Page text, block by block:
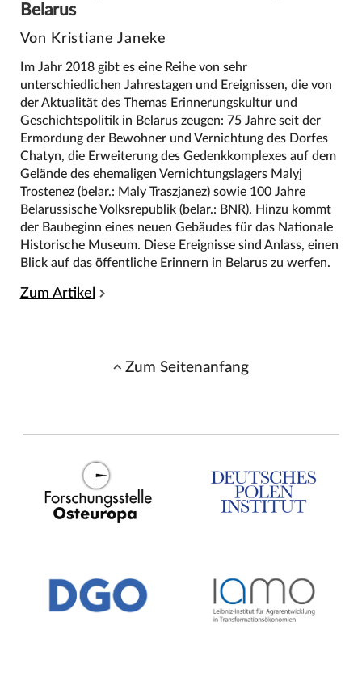
Belarus
Von Kristiane Janeke
Im Jahr 2018 gibt es eine Reihe von sehr
unterschiedlichen Jahrestagen und Ereignissen, die von
der Aktualität des Themas Erinnerungskultur und
Geschichtspolitik in Belarus zeugen: 75 Jahre seit der
Ermordung der Bewohner und Vernichtung des Dorfes
Chatyn, die Erweiterung des Gedenkkomplexes auf dem
Gelände des ehemaligen Vernichtungslagers Malyj
Trostenez (belar.: Maly Traszjanez) sowie 100 Jahre
Belarussische Volksrepublik (belar.: BNR). Hinzu kommt
der Baubeginn eines neuen Gebäudes für das Nationale
Historische Museum. Diese Ereignisse sind Anlass, einen
Blick auf das öffentliche Erinnern in Belarus zu werfen.
Zum Artikel
Zum Seitenanfang